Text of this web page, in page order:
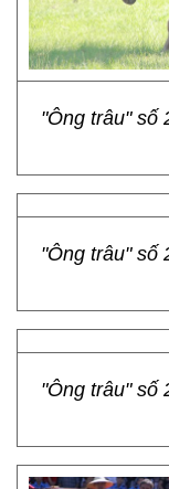
"Ông trâu" số
"Ông trâu" số
"Ông trâu" số